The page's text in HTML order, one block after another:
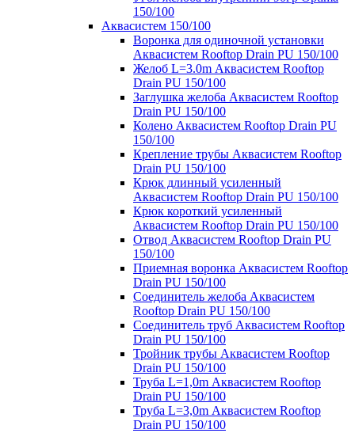
150/100
Аквасистем 150/100
Воронка для одиночной установки
Аквасистем Rooftop Drain PU 150/100
Желоб L=3.0m Аквасистем Rooftop
Drain PU 150/100
Заглушка желоба Аквасистем Rooftop
Drain PU 150/100
Колено Аквасистем Rooftop Drain PU
150/100
Крепление трубы Аквасистем Rooftop
Drain PU 150/100
Крюк длинный усиленный
Аквасистем Rooftop Drain PU 150/100
Крюк короткий усиленный
Аквасистем Rooftop Drain PU 150/100
Отвод Аквасистем Rooftop Drain PU
150/100
Приемная воронка Аквасистем Rooftop
Drain PU 150/100
Соединитель желоба Аквасистем
Rooftop Drain PU 150/100
Соединитель труб Аквасистем Rooftop
Drain PU 150/100
Тройник трубы Аквасистем Rooftop
Drain PU 150/100
Труба L=1,0m Аквасистем Rooftop
Drain PU 150/100
Труба L=3,0m Аквасистем Rooftop
Drain PU 150/100